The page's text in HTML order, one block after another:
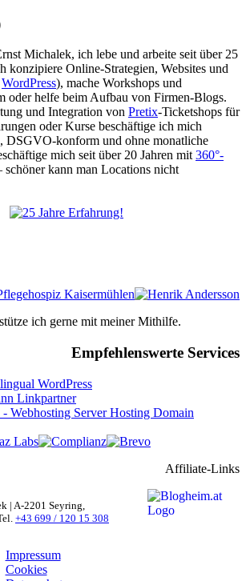
Michalek, ich lebe und arbeite seit über 25
konzipiere Online-Strategien, Websites und
WordPress), mache Workshops und
oder helfe beim Aufbau von Firmen-Blogs.
und Integration von Pretix-Ticketshops für
oder Kurse beschäftige ich mich
DSGVO-konform und ohne monatliche
mich seit über 20 Jahren mit360°-
schöner kann man Locations nicht
ich gerne mit meiner Mithilfe.
Empfehlenswerte Services
Affiliate-Links
| A-2201 Seyring,
+43 699 / 120 15 308
Impressum
Cookies